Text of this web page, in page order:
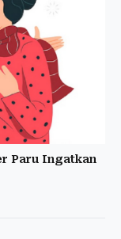
Paru Ingatkan